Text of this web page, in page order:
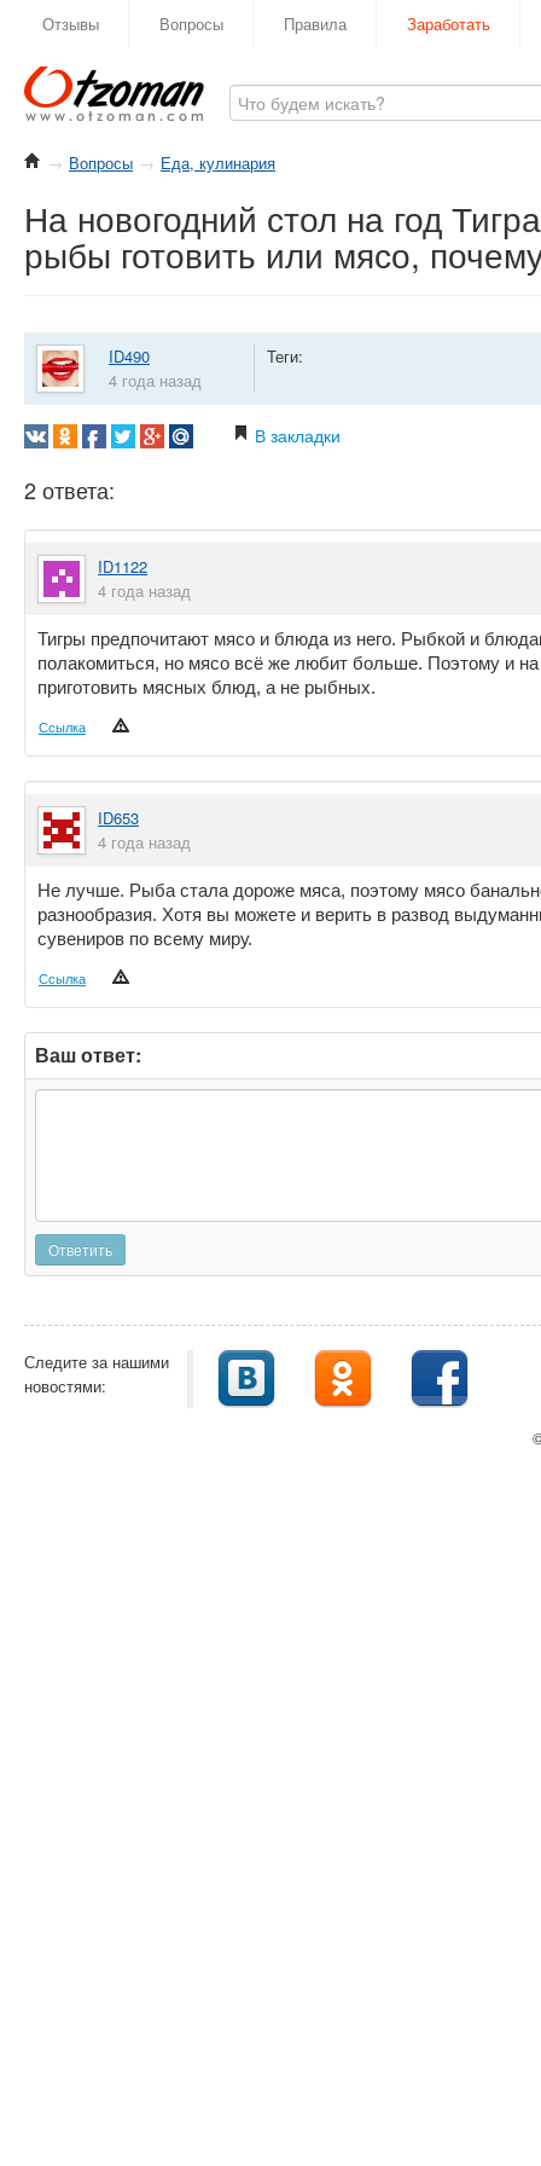
Отзывы Вопросы Правила Заработать
→ Вопросы → Еда, кулинария
На новогодний стол на год
рыбы готовить или мясо,
ID490
4 года назад
Теги:
В закладки
2 ответа:
ID1122
4 года назад
Тигры предпочитают мясо и блюда из него. Рыбкой и
полакомиться, но мясо всё же любит больше. Поэтому и
приготовить мясных блюд, а не рыбных.
Ссылка
ID653
4 года назад
Не лучше. Рыба стала дороже мяса, поэтому мясо
разнообразия. Хотя вы можете и верить в развод
сувениров по всему миру.
Ссылка
Ваш ответ:
Ответить
Следите за нашими
новостями: